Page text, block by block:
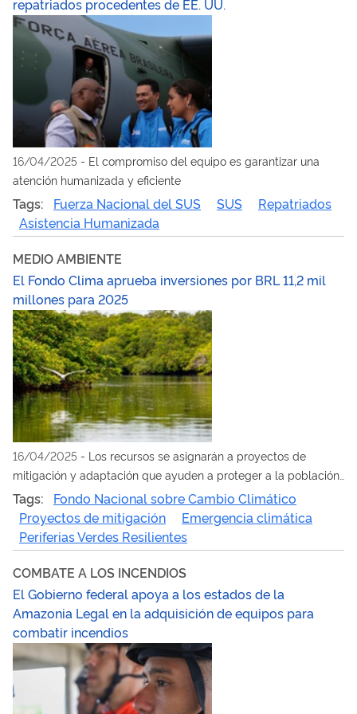
repatriados procedentes de EE. UU.
16/04/2025 - El compromiso del equipo es garantizar una
atención humanizada y eficiente
Tags: Fuerza Nacional del SUS SUS
Repatriados
Asistencia Humanizada
MEDIO AMBIENTE
El Fondo Clima aprueba inversiones por BRL 11,2 mil
millones para 2025
16/04/2025 - Los recursos se asignarán a proyectos de
mitigación y adaptación que ayuden a proteger a la población
de los efectos de la emergencia climática en todo el país
Tags:
Fondo Nacional sobre Cambio Climático
Proyectos de mitigación
Emergencia climática
Periferias Verdes Resilientes
COMBATE A LOS INCENDIOS
El Gobierno federal apoya a los estados de la
Amazonia Legal en la adquisición de equipos para
combatir incendios